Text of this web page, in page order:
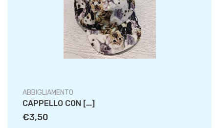
ABBIGLIAMENTO
CAPPELLO CON [...]
€3,50